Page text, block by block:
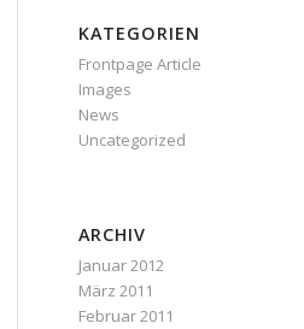
KATEGORIEN
Frontpage Article
Images
News
Uncategorized
ARCHIV
Januar 2012
März 2011
Februar 2011